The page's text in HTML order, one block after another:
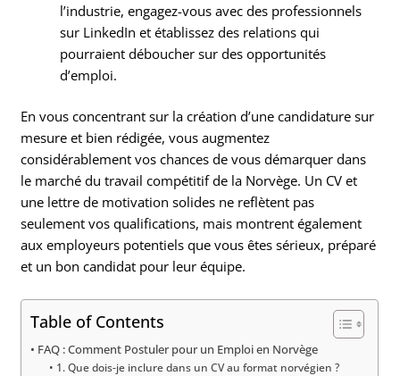
l’industrie, engagez-vous avec des professionnels
sur LinkedIn et établissez des relations qui
pourraient déboucher sur des opportunités
d’emploi.
En vous concentrant sur la création d’une candidature sur
mesure et bien rédigée, vous augmentez
considérablement vos chances de vous démarquer dans
le marché du travail compétitif de la Norvège. Un CV et
une lettre de motivation solides ne reflètent pas
seulement vos qualifications, mais montrent également
aux employeurs potentiels que vous êtes sérieux, préparé
et un bon candidat pour leur équipe.
Table of Contents
FAQ : Comment Postuler pour un Emploi en Norvège
1. Que dois-je inclure dans un CV au format norvégien ?